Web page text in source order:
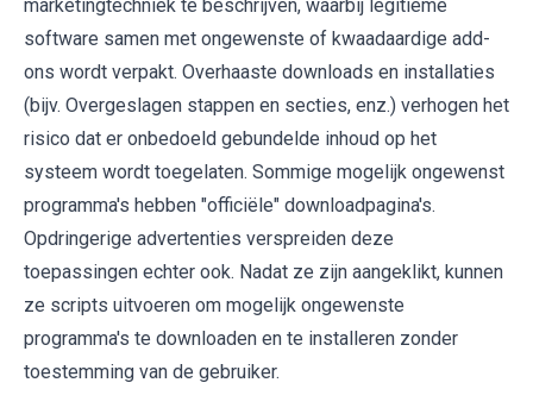
marketingtechniek te beschrijven, waarbij legitieme
software samen met ongewenste of kwaadaardige add-
ons wordt verpakt. Overhaaste downloads en installaties
(bijv. Overgeslagen stappen en secties, enz.) verhogen het
risico dat er onbedoeld gebundelde inhoud op het
systeem wordt toegelaten. Sommige mogelijk ongewenst
programma's hebben "officiële" downloadpagina's.
Opdringerige advertenties verspreiden deze
toepassingen echter ook. Nadat ze zijn aangeklikt, kunnen
ze scripts uitvoeren om mogelijk ongewenste
programma's te downloaden en te installeren zonder
toestemming van de gebruiker.